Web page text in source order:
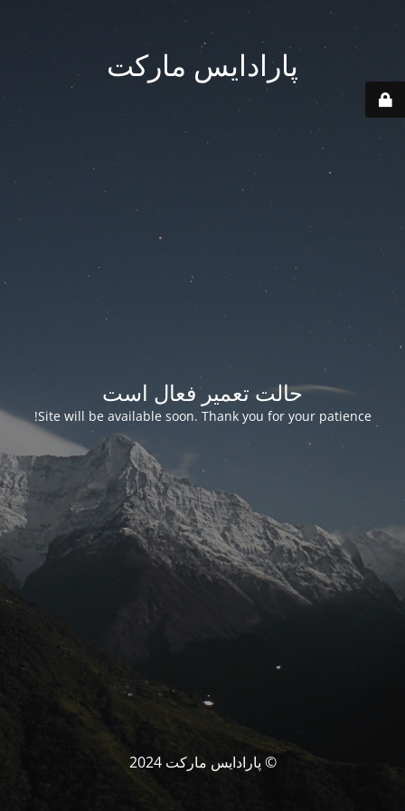
پارادایس مارکت
حالت تعمیر فعال است
Site will be available soon. Thank you for your patience!
© پارادایس مارکت 2024